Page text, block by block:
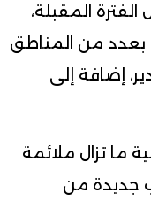
المقبلة،
بعدد من المناطق
إضافة إلى
ما تزال ملائمة
جديدة من